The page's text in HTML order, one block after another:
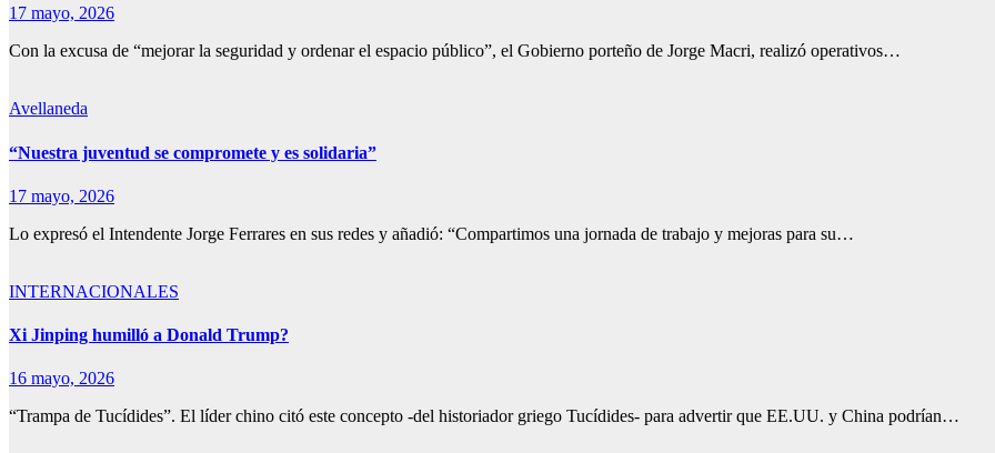
17 mayo, 2026
Con la excusa de “mejorar la seguridad y ordenar el espacio público”, el Gobierno porteño de Jorge Macri, realizó operativos…
Avellaneda
“Nuestra juventud se compromete y es solidaria”
17 mayo, 2026
Lo expresó el Intendente Jorge Ferrares en sus redes y añadió: “Compartimos una jornada de trabajo y mejoras para su…
INTERNACIONALES
Xi Jinping humilló a Donald Trump?
16 mayo, 2026
“Trampa de Tucídides”. El líder chino citó este concepto -del historiador griego Tucídides- para advertir que EE.UU. y China podrían…